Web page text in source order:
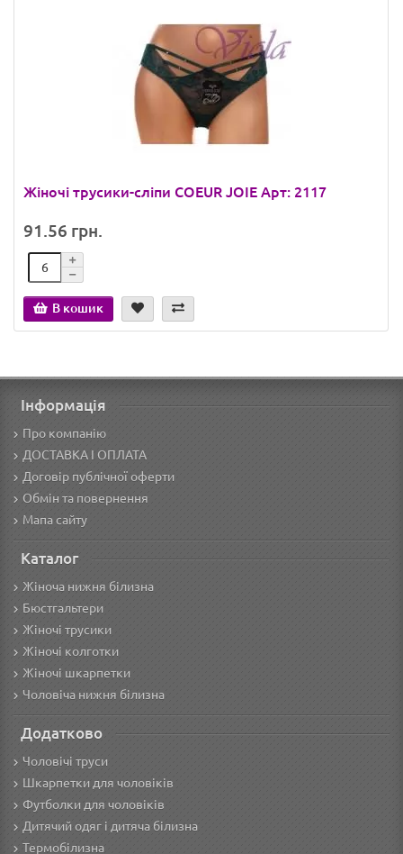
Жіночі трусики-сліпи COEUR JOIE Арт: 2117
91.56 грн.
В кошик
Інформація
Про компанію
ДОСТАВКА І ОПЛАТА
Договір публічної оферти
Обмін та повернення
Мапа сайту
Каталог
Жіноча нижня білизна
Бюстгальтери
Жіночі трусики
Жіночі колготки
Жіночі шкарпетки
Чоловіча нижня білизна
Додатково
Чоловічі труси
Шкарпетки для чоловіків
Футболки для чоловіків
Дитячий одяг і дитяча білизна
Термобілизна